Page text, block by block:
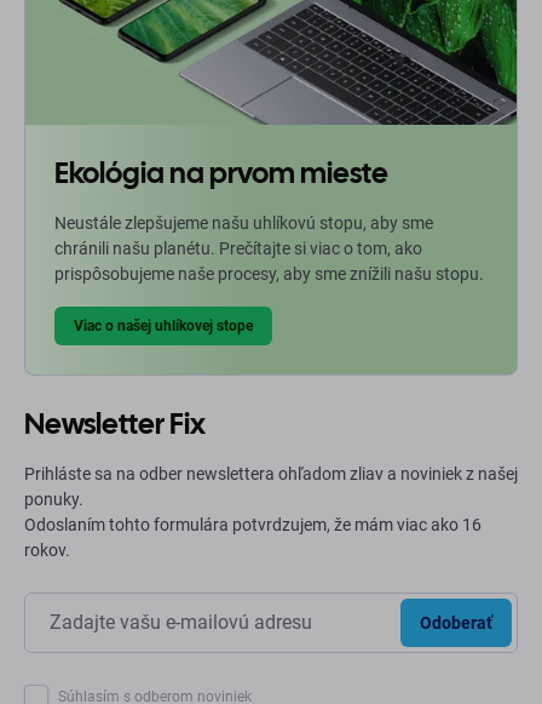
Ekológia na prvom mieste
Neustále zlepšujeme našu uhlíkovú stopu, aby sme
chránili našu planétu. Prečítajte si viac o tom, ako
prispôsobujeme naše procesy, aby sme znížili našu stopu.
Viac o našej uhlíkovej stope
Newsletter Fix
Prihláste sa na odber newslettera ohľadom zliav a noviniek z našej
ponuky.
Odoslaním tohto formulára potvrdzujem, že mám viac ako 16
rokov.
Odoberať
Súhlasím s odberom noviniek